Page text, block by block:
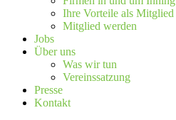
Ihre Vorteile als Mitglied
Mitglied werden
Jobs
Über uns
Was wir tun
Vereinssatzung
Presse
Kontakt